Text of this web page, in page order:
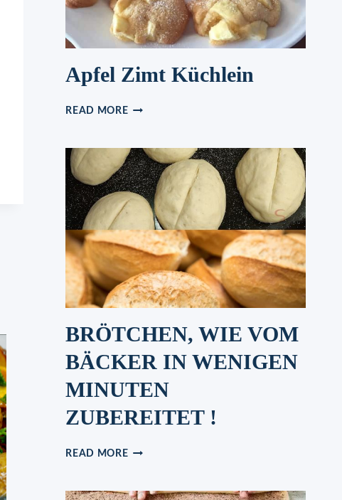
Apfel Zimt Küchlein
READ MOREAPFEL
BRÖTCHEN, WIE VOM
BÄCKER IN WENIGEN
MINUTEN
ZUBEREITET !
READ MOREBRÖTCHEN,
BÄCKER